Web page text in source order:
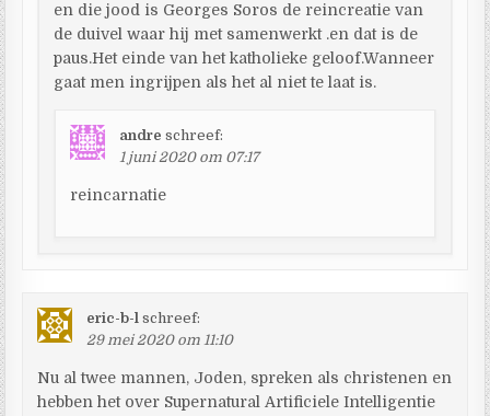
en die jood is Georges Soros de reincreatie van
de duivel waar hij met samenwerkt .en dat is de
paus.Het einde van het katholieke geloof.Wanneer
gaat men ingrijpen als het al niet te laat is.
andre schreef:
1 juni 2020 om 07:17
reincarnatie
eric-b-l schreef:
29 mei 2020 om 11:10
Nu al twee mannen, Joden, spreken als christenen en
hebben het over Supernatural Artificiele Intelligentie